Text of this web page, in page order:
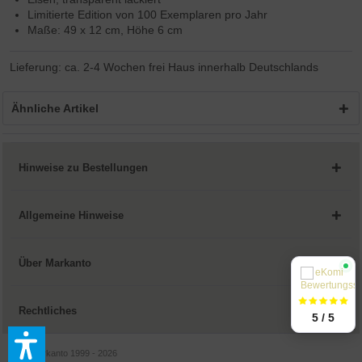
Limitierte Edition von 100 Exemplaren pro Jahr
Maße: 49 x 12 cm, Höhe 6 cm
Lieferung: ca. 2-4 Wochen frei Haus innerhalb Deutschlands
Ähnliche Artikel
Hinweise zu Bestellungen
Allgemeine Hinweise
Über Markanto
Rechtliches
© by Markanto 1999 - 2026
5 / 5